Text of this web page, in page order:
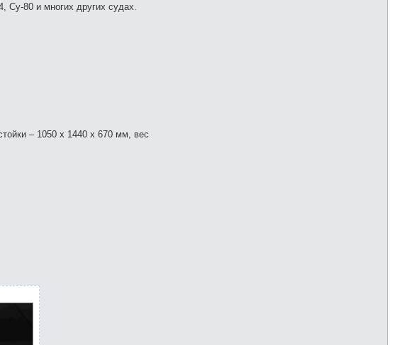
Су-80 и многих других судах.
– 1050 х 1440 х 670 мм, вес